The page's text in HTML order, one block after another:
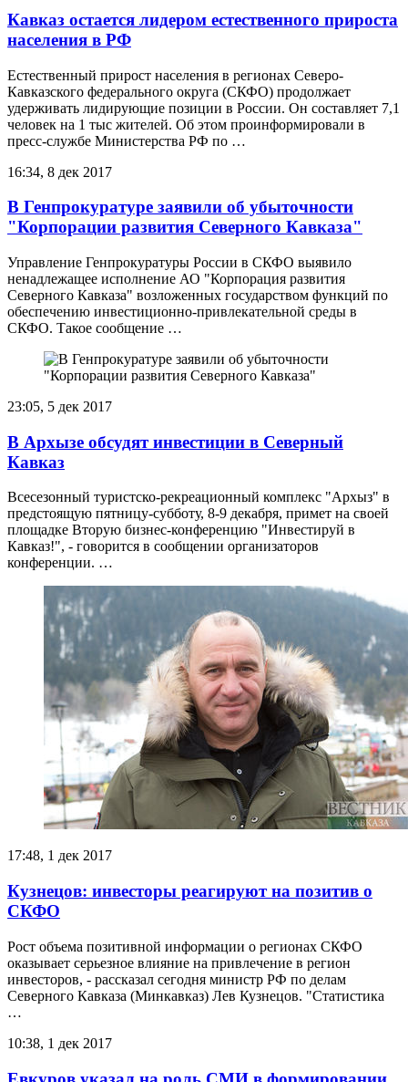
Кавказ остается лидером естественного прироста
населения в РФ
Естественный прирост населения в регионах Северо-
Кавказского федерального округа (СКФО) продолжает
удерживать лидирующие позиции в России. Он составляет 7,1
человек на 1 тыс жителей. Об этом проинформировали в
пресс-службе Министерства РФ по …
16:34, 8 дек 2017
В Генпрокуратуре заявили об убыточности
"Корпорации развития Северного Кавказа"
Управление Генпрокуратуры России в СКФО выявило
ненадлежащее исполнение АО "Корпорация развития
Северного Кавказа" возложенных государством функций по
обеспечению инвестиционно-привлекательной среды в
СКФО. Такое сообщение …
23:05, 5 дек 2017
В Архызе обсудят инвестиции в Северный
Кавказ
Всесезонный туристско-рекреационный комплекс "Архыз" в
предстоящую пятницу-субботу, 8-9 декабря, примет на своей
площадке Вторую бизнес-конференцию "Инвестируй в
Кавказ!", - говорится в сообщении организаторов
конференции. …
17:48, 1 дек 2017
Кузнецов: инвесторы реагируют на позитив о
СКФО
Рост объема позитивной информации о регионах СКФО
оказывает серьезное влияние на привлечение в регион
инвесторов, - рассказал сегодня министр РФ по делам
Северного Кавказа (Минкавказ) Лев Кузнецов. "Статистика
…
10:38, 1 дек 2017